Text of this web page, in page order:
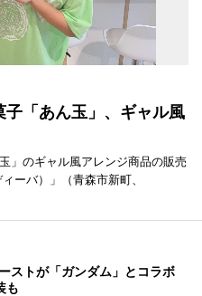
「あん玉」、ギャル風
」のギャル風アレンジ商品の販売
ーバ）」（青森市新町、
ストが「ガンダム」とコラボ
も